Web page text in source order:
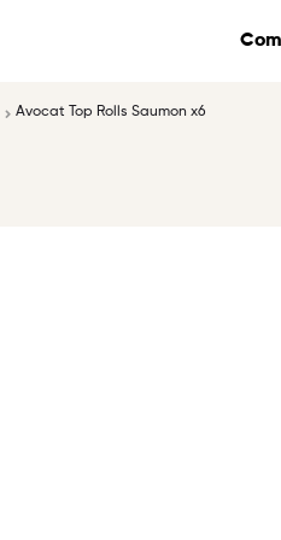
Avocat Top Rolls Saumon x6